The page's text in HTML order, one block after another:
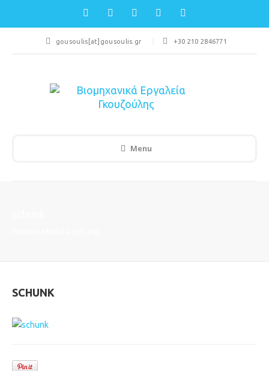
gousoulis[at]gousoulis.gr +30 210 2846771
Menu
SCHUNK